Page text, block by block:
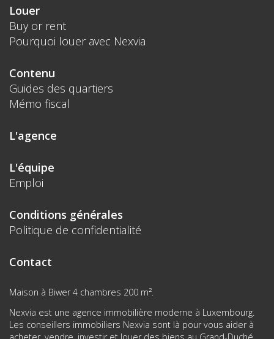
Louer
Buy or rent
Pourquoi louer avec Nexvia
Contenu
Guides des quartiers
Mémo fiscal
L'agence
L'équipe
Emploi
Conditions générales
Politique de confidentialité
Contact
Maison à Biwer 4 chambres 200 m².
Nexvia est une agence immobilière moderne à Luxembourg.
Les conseillers immobiliers Nexvia sont là pour vous aider à
acheter, vendre, investir et louer des biens au Grand-Duché.